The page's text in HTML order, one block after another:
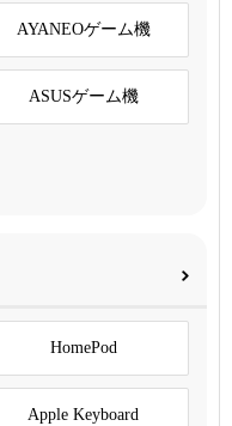
AYANEOゲーム機
ASUSゲーム機
HomePod
Apple Keyboard